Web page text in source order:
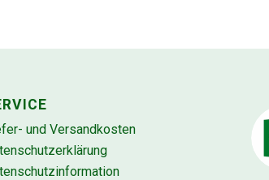
und Versandkosten